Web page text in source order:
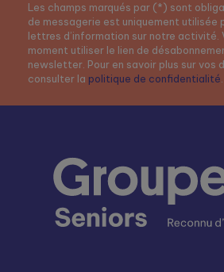
Les champs marqués par (*) sont
de messagerie est uniquement utilisée
lettres d’information sur notre activité.
moment utiliser le lien de
newsletter. Pour en savoir plus sur vos
consulter la politique de confidentialité